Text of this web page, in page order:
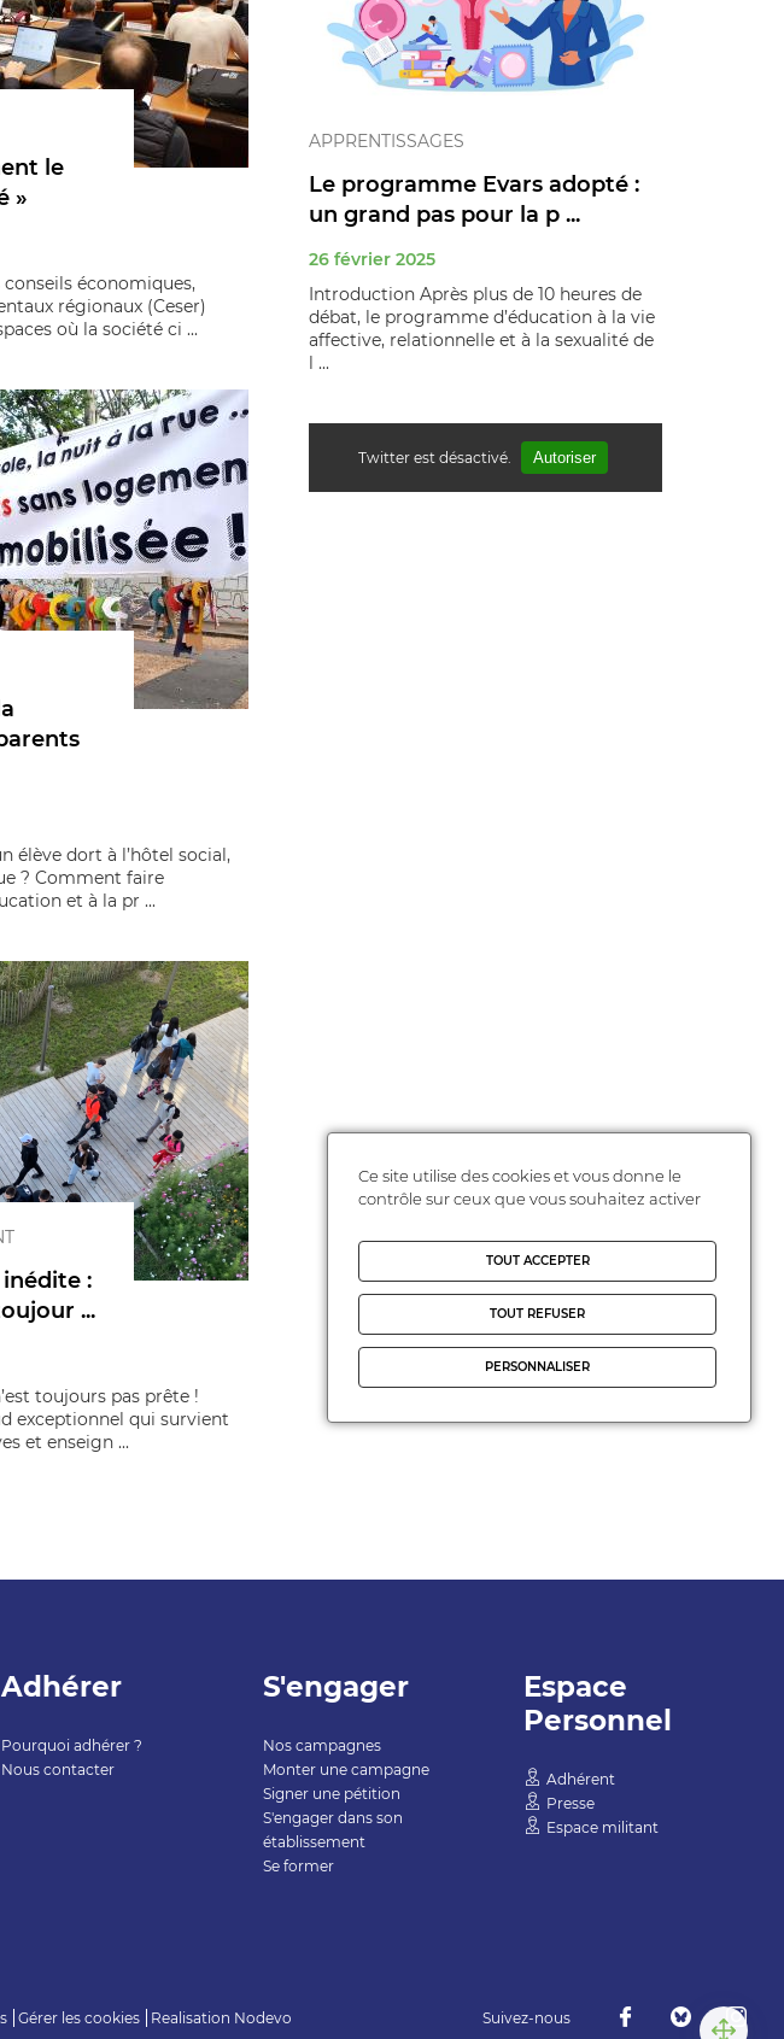
le
»
économiques,
régionaux (Ceser)
où la société ci ...
élève dort à l’hôtel social,
? Comment faire
et à la pr ...
:
...
toujours pas prête !
exceptionnel qui survient
et enseign ...
APPRENTISSAGES
Le programme Evars adopté :
un grand pas pour la p ...
26 février 2025
Introduction Après plus de 10 heures de
débat, le programme d’éducation à la vie
affective, relationnelle et à la sexualité de
l ...
Twitter est désactivé. Autoriser
Adhérer
Pourquoi adhérer ?
Nous contacter
S'engager
Nos campagnes
Monter une campagne
Signer une pétition
S'engager dans son
établissement
Se former
Espace
Personnel
Adhérent
Presse
Espace militant
Gérer les cookies Realisation Nodevo Suivez-nous
Ce site utilise des cookies et vous donne le
contrôle sur ceux que vous souhaitez activer
TOUT ACCEPTER
TOUT REFUSER
PERSONNALISER